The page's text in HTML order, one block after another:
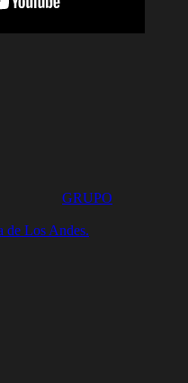
GRUPO
Los Andes.